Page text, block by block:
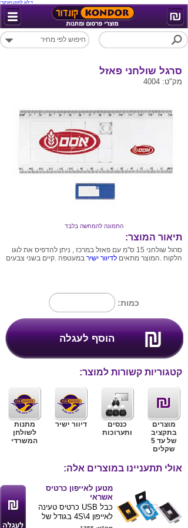
דילוג לתוכן העיקרי
סרגל שולחני פאזל
מק"ט: 4004
התמונה להמחשה בלבד
תיאור המוצר:
סרגל שולחני 15 ס"מ עם פאזל במרכז , ניתן להדפיס את לוגו
הלקוח .המוצר מתאים לדיוור ישיר במעטפה .קיים בשני צבעים
כמות:
קטגוריות קשורות למוצר:
מוצרים
בתקציב
של עד 5
שקלים
כנסים
ותערוכות
דיוור ישיר
מתנות
לשולחן
המשרדי
אולי תתעניינו במוצרים אלה:
מטען לאייפון כרטיס
אשראי
כבל USB כרטיס טעינה
לאייפון 4\4S בגודל של
כרטיס אשראי מידות :